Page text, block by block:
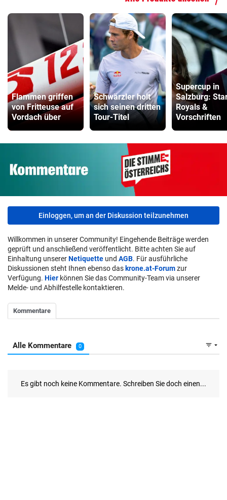
Flammen griffen
von Fritteuse auf
Vordach über
Schwärzler holt
sich seinen dritten
Tour-Titel
Supercup in
Salzburg:
Royals &
Vorschriften
Einloggen, um an der Diskussion teilzunehmen
Willkommen in unserer Community! Eingehende Beiträge werden
geprüft und anschließend veröffentlicht. Bitte achten Sie auf
Einhaltung unsererNetiquette und AGB. Für ausführliche
Diskussionen steht Ihnen ebenso das krone.at-Forumzur
Verfügung. Hier können Sie das Community-Team via unserer
Melde- und Abhilfestelle kontaktieren.